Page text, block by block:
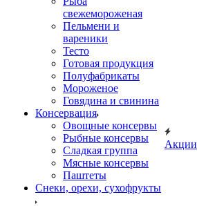
свежемороженая
Пельмени и
вареники
Тесто
Готовая продукция
Полуфабрикаты
Мороженое
Говядина и свинина
Консервация
Овощные консервы
Рыбные консервы
Сладкая группа
Мясные консервы
Паштеты
Снеки, орехи, сухофрукты
Акции